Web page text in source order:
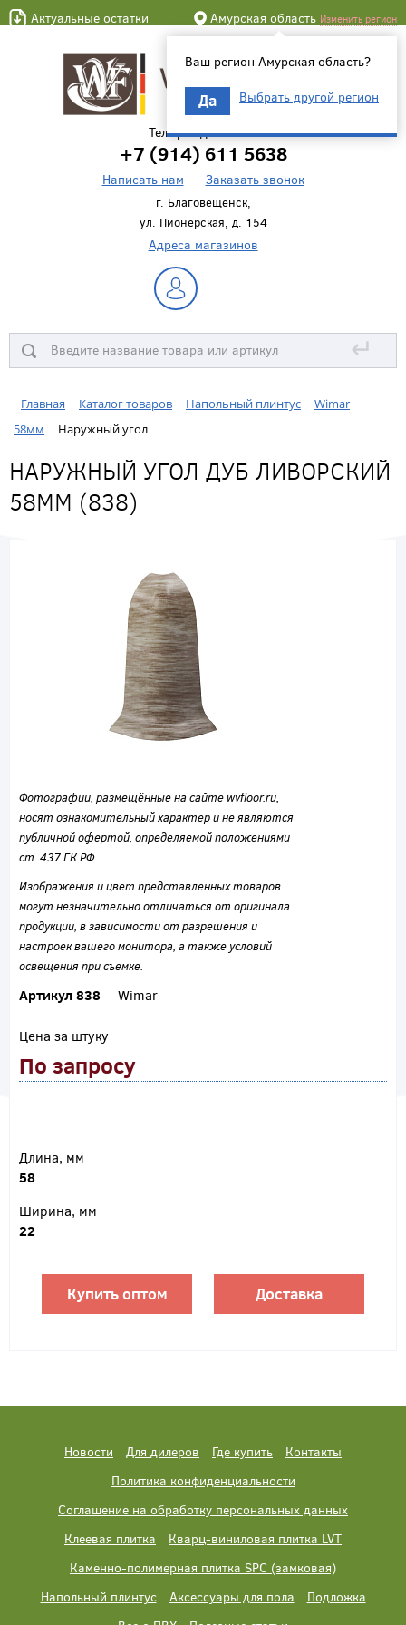
Актуальные остатки Амурская область Изменить регион
Ваш регион Амурская область?
Да Выбрать другой регион
Телефон для связи
+7 (914) 611 5638
Написать нам Заказать звонок
г. Благовещенск,
ул. Пионерская, д. 154
Адреса магазинов
↵
Главная Каталог товаров Напольный плинтус
Wimar
58мм
Наружный угол
НАРУЖНЫЙ УГОЛ ДУБ ЛИВОРСКИЙ
58ММ (838)
Фотографии, размещённые на сайте wvfloor.ru,
носят ознакомительный характер и не являются
публичной офертой, определяемой положениями
ст. 437 ГК РФ.
Изображения и цвет представленных товаров
могут незначительно отличаться от оригинала
продукции, в зависимости от разрешения и
настроек вашего монитора, а также условий
освещения при съемке.
Артикул 838 Wimar
Цена за штуку
По запросу
Длина, мм
58
Ширина, мм
22
Купить оптом Доставка
Новости Для дилеров Где купить
Контакты
Политика конфиденциальности
Соглашение на обработку персональных данных
Клеевая плитка
Кварц-виниловая плитка LVT
Каменно-полимерная плитка SPC (замковая)
Напольный плинтус
Аксессуары для пола
Подложка